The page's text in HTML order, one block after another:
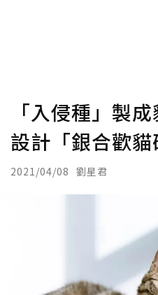
「入侵種」製
設計「銀合歡貓
2021/04/08 劉星君